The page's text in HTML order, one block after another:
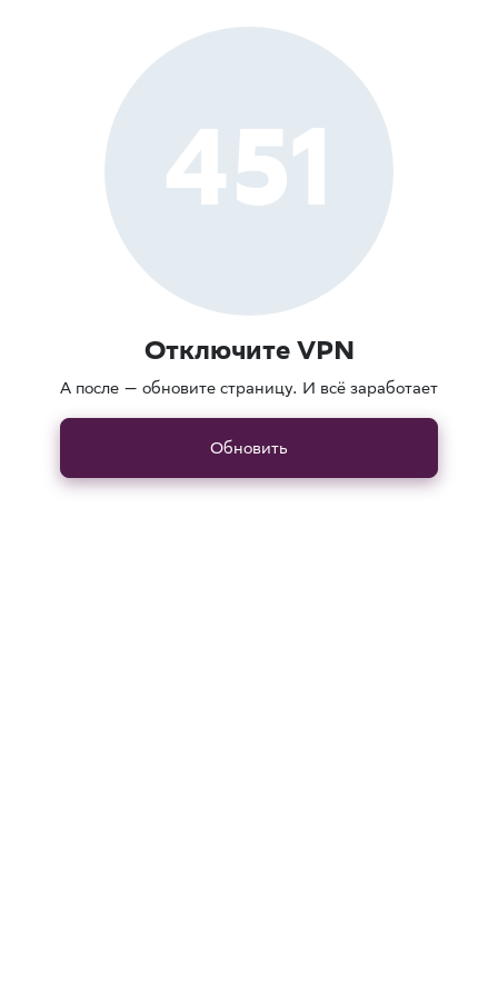
451
Отключите VPN
А после — обновите страницу. И всё заработает
Обновить